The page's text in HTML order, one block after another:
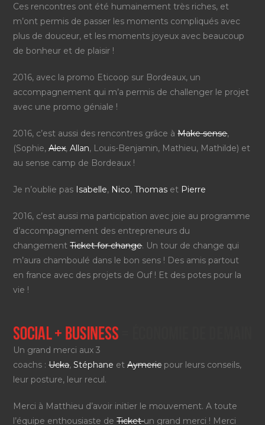
Ces rencontres ont été humainement très riches, et
m’ont permis de passer les moments compliqués avec
plus de douceur, et les moments joyeux avec beaucoup
de bonheur et de plaisir !
2016, avec la promo Eticoop sur Bordeaux, un
accompagnement qui m’a permis de challenger le projet
avec une promo géniale !
2016, c’est aussi des rencontres grâce àMake sense,
(Sophie,Alex,Allan, Louis-Benjamin, Mathieu, Mathilde) et
au sense camp de Bordeaux !
Je n’oublie pas Isabelle, Nico,Thomas et Pierre
2016, c’est aussi ma participation avec joie au programme
d’accompagnement des entrepreneurs du
changementTicket for change. Un tour de change qui
m’aura chamboulé dans le bon sens ! Des amis partout
en france avec des projets de Ouf ! Et des potes pour la
vie !
Un grand merci aux 3
coachs :Ucka,Stéphane etAymericpour leurs conseils,
leur posture, leur recul.
Merci à Matthieu d’avoir initier le mouvement. A toute
l’équipe enthousiaste deTicketun grand merci ! Merci